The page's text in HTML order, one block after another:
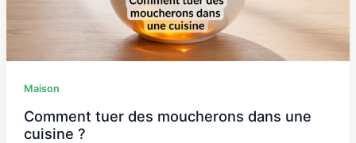
Maison
Comment tuer des moucherons dans une
cuisine ?